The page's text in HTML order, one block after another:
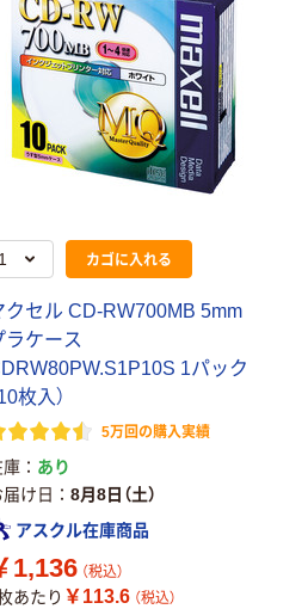
カゴに入れる
クセル CD-RW700MB 5mm
ラケース
1パック
10枚入）
5万回の購入実績
庫
あり
届け日
8月8日（土）
アスクル在庫商品
1,136 （税込）
あたり ￥113.6 （税込）